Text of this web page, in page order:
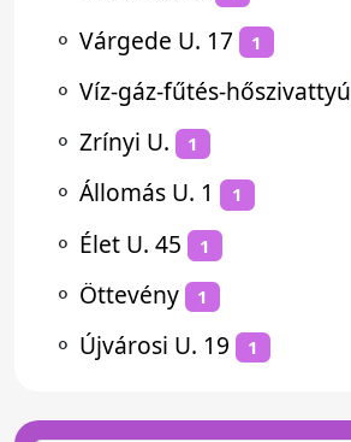
⚬ Várgede U. 17 1
⚬ Víz-gáz-fűtés-hőszivattyú
⚬ Zrínyi U. 1
⚬ Állomás U. 1 1
⚬ Élet U. 45 1
⚬ Öttevény 1
⚬ Újvárosi U. 19 1